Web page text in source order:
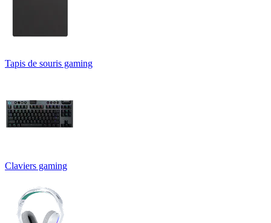
Tapis de souris gaming
Claviers gaming